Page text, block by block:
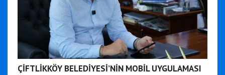
ÇİFTLİKKÖY BELEDİYESİ’NİN MOBİL UYGULAMASI